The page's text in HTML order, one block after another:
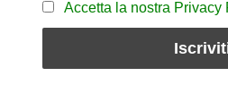
Accetta la nostra Privacy